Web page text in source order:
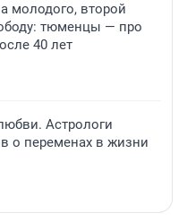
молодого, второй
тюменцы — про
40 лет
Астрологи
о переменах в жизни